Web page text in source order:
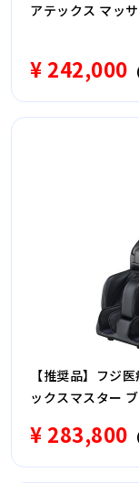
アテックス マッ
¥ 242,000
【推奨品】フジ
ックスマスター
¥ 283,800